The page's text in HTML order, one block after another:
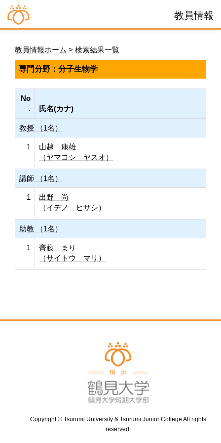
教員情報
教員情報ホーム > 検索結果一覧
専門分野：分子生物学
No
.
氏名(カナ)
教授 （1名）
1
山越 康雄
（ヤマコシ ヤスオ）
講師 （1名）
1
出野 尚
（イデノ ヒサシ）
助教 （1名）
1
齊藤 まり
（サイトウ マリ）
Copyright © Tsurumi University & Tsurumi Junior College All rights
reserved.